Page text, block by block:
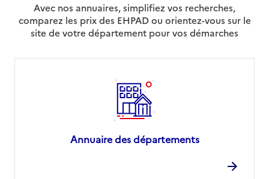
Avec nos annuaires, simplifiez vos recherches,
comparez les prix des EHPAD ou orientez-vous sur le
site de votre département pour vos démarches
Annuaire des départements